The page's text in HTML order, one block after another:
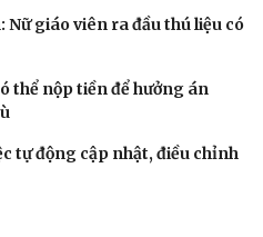
phản động núp bóng tôn
tù
Khởi tố thêm 2 người,
tù về hành vi tuyên truyền